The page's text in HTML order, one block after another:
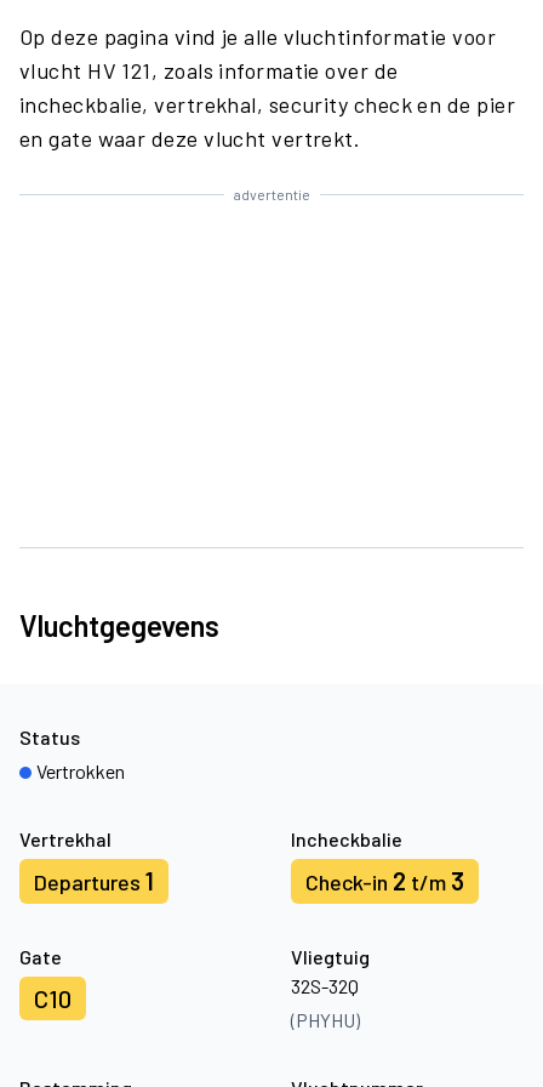
Op deze pagina vind je alle vluchtinformatie voor
vlucht HV 121, zoals informatie over de
incheckbalie, vertrekhal, security check en de pier
en gate waar deze vlucht vertrekt.
advertentie
Vluchtgegevens
Vertrekhal
Departures 1
Incheckbalie
Check-in 2 t/m 3
Gate
C10
Vliegtuig
32S-32Q
(PHYHU)
Status
Vertrokken